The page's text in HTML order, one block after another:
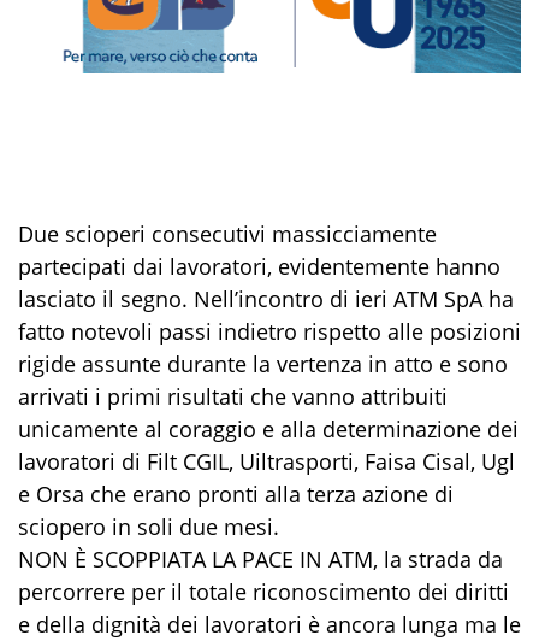
Due scioperi consecutivi massicciamente
partecipati dai lavoratori, evidentemente hanno
lasciato il segno. Nell’incontro di ieri ATM SpA ha
fatto notevoli passi indietro rispetto alle posizioni
rigide assunte durante la vertenza in atto e sono
arrivati i primi risultati che vanno attribuiti
unicamente al coraggio e alla determinazione dei
lavoratori di Filt CGIL, Uiltrasporti, Faisa Cisal, Ugl
e Orsa che erano pronti alla terza azione di
sciopero in soli due mesi.
NON È SCOPPIATA LA PACE IN ATM, la strada da
percorrere per il totale riconoscimento dei diritti
e della dignità dei lavoratori è ancora lunga ma le